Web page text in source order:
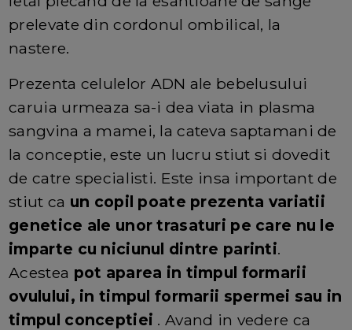
prelevate din cordonul ombilical, la
nastere.
Prezenta celulelor ADN ale bebelusului
caruia urmeaza sa-i dea viata in plasma
sangvina a mamei, la cateva saptamani de
la conceptie, este un lucru stiut si dovedit
de catre specialisti. Este insa important de
stiut ca un copil poate prezenta variatii
genetice ale unor trasaturi pe care nu le
imparte cu niciunul dintre parinti.
Acestea pot aparea in timpul formarii
ovulului, in timpul formarii spermei sau in
timpul conceptiei . Avand in vedere ca